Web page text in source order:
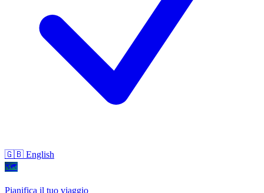
🇬🇧 English
🗺
Pianifica il tuo viaggio